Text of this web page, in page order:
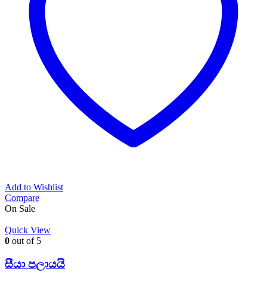
Add to Wishlist
Compare
On Sale
Quick View
0 out of 5
සීයා පලායයි